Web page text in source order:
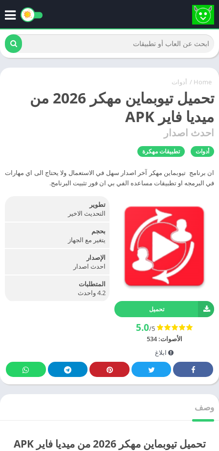
Home
/ أدوات
تحميل تيوبماين مهكر 2026 من
ميديا فاير APK
احدث اصدار
أدوات تطبيقات مهكرة
ان برنامج تيوبماين مهكر آخر اصدار سهل في الاستعمال ولا يحتاج الى اي مهارات
في البرمجه او تطبيقات مساعده الفي بي ان فور تثبيت البرنامج.
تحميل
5.0/5
الأصوات:534
ابلاغ
تطوير
التحديث الاخير
بحجم
يتغير مع الجهاز
الإصدار
احدث اصدار
المتطلبات
4.2 واحدث
وصف
تحميل تيوبماين مهكر 2026 من ميديا فاير APK